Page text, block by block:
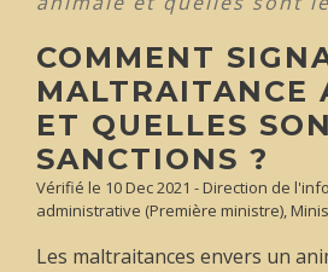
COMMENT
MALTRAITANCE
ET QUELLES
SANCTIONS ?
Vérifié le 10 Dec 2021 - Direction de
administrative (Première ministre),
Les maltraitances envers un